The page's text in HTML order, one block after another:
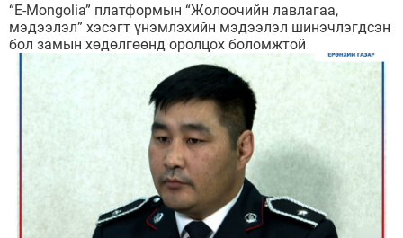
“Е-Мongolia” платформын “Жолоочийн лавлагаа,
мэдээлэл” хэсэгт үнэмлэхийн мэдээлэл шинэчлэгдсэн
бол замын хөдөлгөөнд оролцох боломжтой